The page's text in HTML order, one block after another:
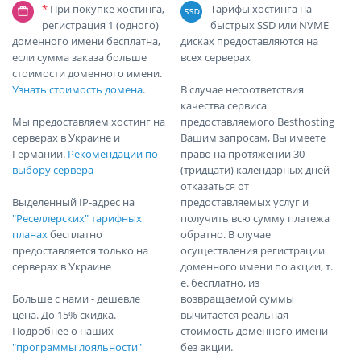
* При покупке хостинга,
регистрация 1 (одного)
доменного имени бесплатна,
если сумма заказа больше
стоимости доменного имени.
Узнать стоимость домена.
Мы предоставляем хостинг на
серверах в Украине и
Германии. Рекомендации по
выбору сервера
Выделенный IP-адрес на
"Реселлерских" тарифных
планахбесплатно
предоставляется только на
серверах в Украине
Больше с нами - дешевле
цена. До 15% скидка.
Подробнее о наших
"программы лояльности"
Тарифы хостинга на
быстрых SSD или NVME
дисках предоставляются на
всех серверах
В случае несоответствия
качества сервиса
предоставляемого Вesthosting
Вашим запросам, Вы имеете
право на протяжении 30
(тридцати) календарных дней
отказаться от
предоставляемых услуг и
получить всю сумму платежа
обратно. В случае
осуществления регистрации
доменного имени по акции, т.
е. бесплатно, из
возвращаемой суммы
вычитается реальная
стоимость доменного имени
без акции.